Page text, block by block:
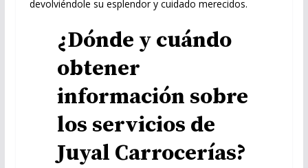
devolviéndole su esplendor y cuidado merecidos.
¿Dónde y cuándo
obtener
información sobre
los servicios de
Juyal Carrocerías?